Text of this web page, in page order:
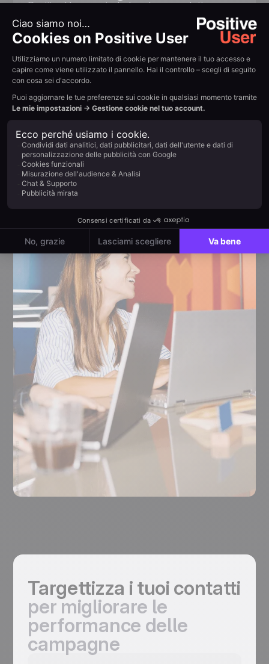
Positive User non include nel suo prodotto
principale un relay SMTP né un'API per le email
transazionali. Tuttavia, all'interno del Gruppo
Positive esiste lo strumento più adatto alle vostre
esigenze. Il nostro team vi aiuta a valutare i vostri
volumi, la vostra infrastruttura e le vostre
esigenze di conformità, per poi indirizzarvi verso
la soluzione più adatta all'interno del nostro
ecosistema.
Targettizza i tuoi contatti
per migliorare le
performance delle
campagne